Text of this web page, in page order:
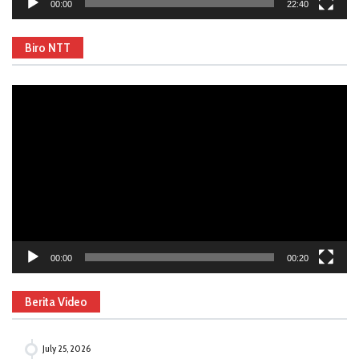
00:00 22:40
Biro NTT
00:00 00:20
Berita Video
July 25, 2026